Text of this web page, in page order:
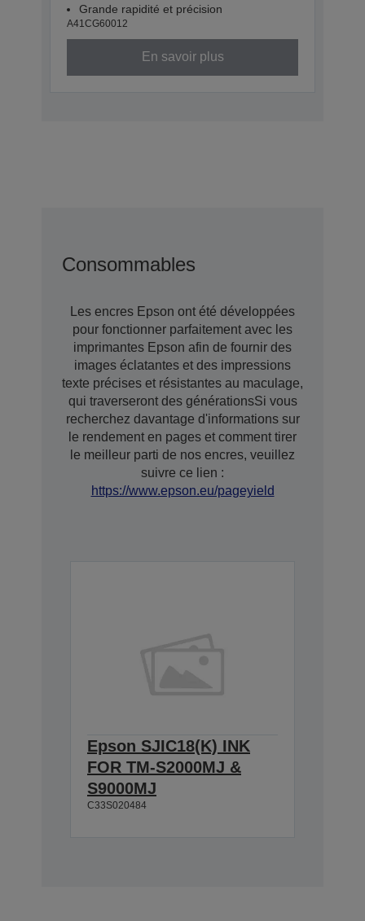
Grande rapidité et précision
A41CG60012
En savoir plus
Consommables
Les encres Epson ont été développées
pour fonctionner parfaitement avec les
imprimantes Epson afin de fournir des
images éclatantes et des impressions
texte précises et résistantes au maculage,
qui traverseront des générationsSi vous
recherchez davantage d'informations sur
le rendement en pages et comment tirer
le meilleur parti de nos encres, veuillez
suivre ce lien :
https://www.epson.eu/pageyield
Epson SJIC18(K) INK
FOR TM-S2000MJ &
S9000MJ
C33S020484